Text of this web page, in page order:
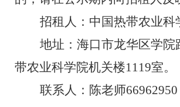
招租 人： 中国热带农业科
地址：海口市龙华区学院
带农业科学院机关楼1119室。
联系人： 陈老师66962950